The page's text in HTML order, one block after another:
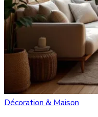
Décoration & Maison